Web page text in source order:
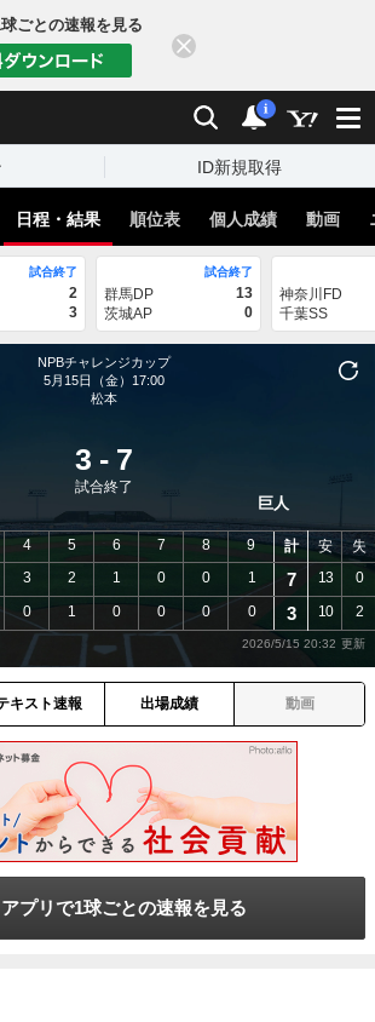
ごとの速報を見る
検索 通知
i
ID新規取得
日程・結果 順位表 個人成績 動画
試合終了
2
3
試合終了
群馬DP
13
茨城AP
0
神奈川FD
千葉SS
NPBチャレンジカップ
5月15日（金）17:00
松本
3 - 7
試合終了
巨人
4 5 6 7 8
9
3 2 1 0 0
1
0 1 0 0 0 0
計 安 失
7 13 0
3 10 2
2026/5/15 20:32
キスト速報 出場成績 動画
アプリで1球ごとの速報を見る